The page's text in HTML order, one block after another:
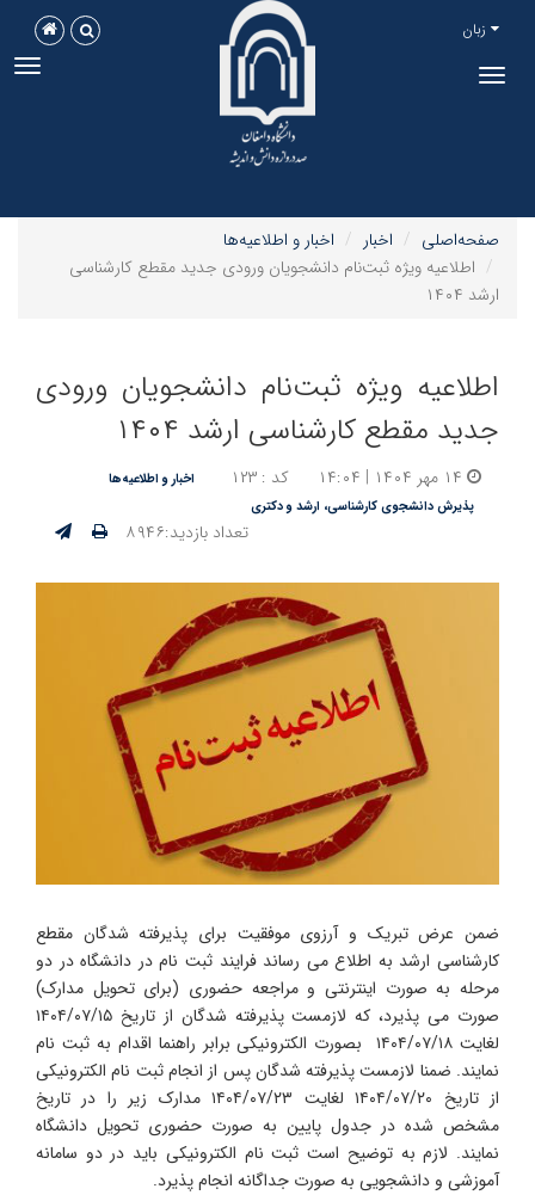
Toggle
زبان
صفحه‌اصلی اخبار
اخبار و اطلاعیه‌ها
اطلاعیه ویژه ثبت‌نام دانشجویان ورودی جدید مقطع کارشناسی
ارشد ۱۴۰۴
اطلاعیه ویژه ثبت‌نام دانشجویان ورودی
جدید مقطع کارشناسی ارشد ۱۴۰۴
کد : ۱۲۳
اخبار و اطلاعیه‌ها
پذیرش دانشجوی کارشناسی، ارشد و دکتری
تعداد بازدید:۸۹۴۶
ضمن عرض تبریک و آرزوی موفقیت برای پذیرفته شدگان مقطع
کارشناسی ارشد به اطلاع می رساند فرایند ثبت نام در دانشگاه در دو
مرحله به صورت اینترنتی و مراجعه حضوری (برای تحویل مدارک)
صورت می پذیرد، که لازمست پذیرفته شدگان از تاریخ ۱۴۰۴/۰۷/۱۵
لغایت ۱۴۰۴/۰۷/۱۸ بصورت الکترونیکی برابر راهنما اقدام به ثبت نام
نمایند. ضمنا لازمست پذیرفته شدگان پس از انجام ثبت نام الکترونیکی
از تاریخ ۱۴۰۴/۰۷/۲۰ لغایت ۱۴۰۴/۰۷/۲۳ مدارک زیر را در تاریخ
مشخص شده در جدول پایین به صورت حضوری تحویل دانشگاه
نمایند. لازم به توضیح است ثبت نام الکترونیکی باید در دو سامانه
آموزشی و دانشجویی به صورت جداگانه انجام پذیرد.